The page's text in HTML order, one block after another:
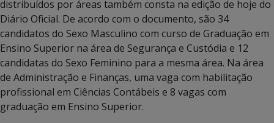
distribuídos por áreas também consta na edição de hoje do
Diário Oficial. De acordo com o documento, são 34
candidatos do Sexo Masculino com curso de Graduação em
Ensino Superior na área de Segurança e Custódia e 12
candidatas do Sexo Feminino para a mesma área. Na área
de Administração e Finanças, uma vaga com habilitação
profissional em Ciências Contábeis e 8 vagas com
graduação em Ensino Superior.